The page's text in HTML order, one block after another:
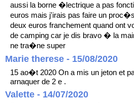
aussi la borne �lectrique a pas
euros mais j'irais pas faire un
deux euros franchement quand ont
de camping car je dis bravo � la
ne tra�ne super
Marie therese - 15/08/2020
15 ao�t 2020 On a mis un jeton et
arnaquer de 2 e .
Valette - 14/07/2020